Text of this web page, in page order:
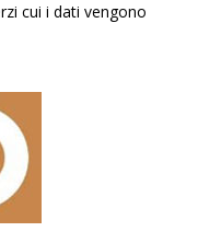
cui i dati vengono